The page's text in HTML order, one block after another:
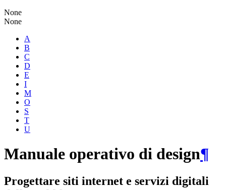
None
None
A
B
C
D
E
I
M
O
S
T
U
Manuale operativo di design¶
Progettare siti internet e servizi digitali